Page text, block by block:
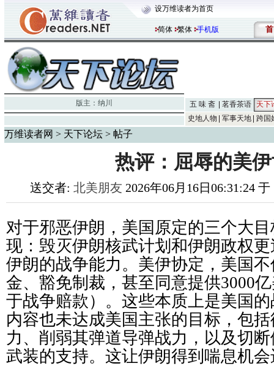
设万维读者为首页
简体 繁体 手机版 首
版主： 纳川 五 味 斋 茗香茶语
天下
史地人物
军事天地 跨国
万维读者网 > 天下论坛 > 帖子
热评：屈辱的美
送交者: 北美朋友 2026年06月16日06:31:24
对于邪恶伊朗，美国原定的三个大
现：毁灭伊朗核武计划和伊朗政权
伊朗的战争能力。美伊协定， 美国
金、豁免制裁，甚至同意提供3000
于战争赔款）。这些本质上是美国
内容也未达成美国主张的目标，包
力、削弱其弹道导弹战力，以及切
武装的支持。这让伊朗得到喘息机